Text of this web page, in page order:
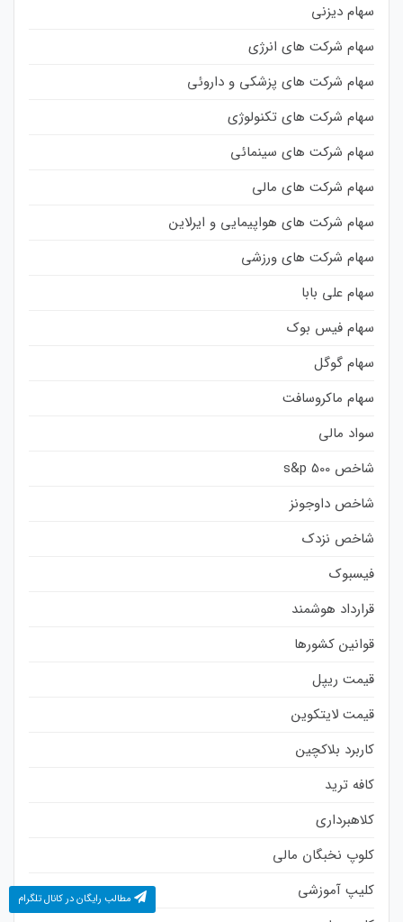
سهام دیزنی
سهام شرکت های انرژی
سهام شرکت های پزشکی و داروئی
سهام شرکت های تکنولوژی
سهام شرکت های سینمائی
سهام شرکت های مالی
سهام شرکت های هواپیمایی و ایرلاین
سهام شرکت های ورزشی
سهام علی بابا
سهام فیس بوک
سهام گوگل
سهام ماکروسافت
سواد مالی
شاخص s&p 500
شاخص داوجونز
شاخص نزدک
فیسبوک
قرارداد هوشمند
قوانین کشورها
قیمت ریپل
قیمت لایتکوین
کاربرد بلاکچین
کافه ترید
کلاهبرداری
کلوپ نخبگان مالی
کلیپ آموزشی
مطالب رایگان در کانال تلگرام